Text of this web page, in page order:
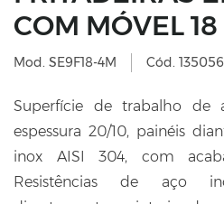
COM MÓVEL 18
Mod. SE9F18-4M Cód.
Superfície de trabalho de
espessura 20/10, painéis
inox AISI 304, com
Resistências de aço